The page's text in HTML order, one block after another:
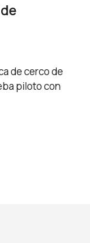
de cerco de
piloto con